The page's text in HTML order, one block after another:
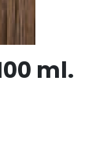
ml.